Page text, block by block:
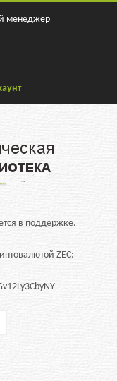
менеджер
в поддержке.
ZEC: